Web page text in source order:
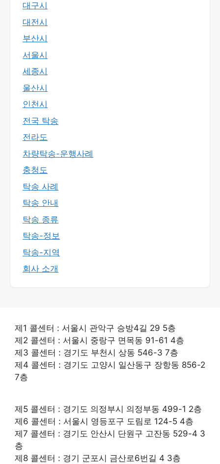
대구시
대전시
부산시
서울시
세종시
울산시
인천시
전국 탁송
전라도
차량탁송-운행사례
충청도
탁송 사례
탁송 안내
탁송 종류
탁송-정보
탁송-지역
회사 소개
제1 콜센터 : 서울시 관악구 승방4길 29 5층
제2 콜센터 : 서울시 중랑구 면목동 91-61 4층
제3 콜센터 : 경기도 부천시 상동 546-3 7층
제4 콜센터 : 경기도 고양시 일산동구 장항동 856-2
7층
제5 콜센터 : 경기도 의정부시 의정부동 499-1 2층
제6 콜센터 : 서울시 영등포구 도림로 124-5 4층
제7 콜센터 : 경기도 안산시 단원구 고잔동 529-4 3
층
제8 콜센터 : 경기 군포시 금산로6번길 4 3층